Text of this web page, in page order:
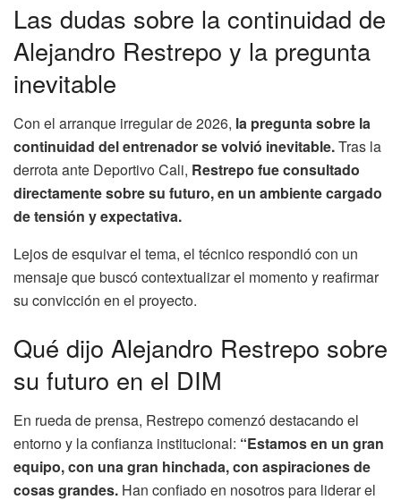
Las dudas sobre la continuidad de
Alejandro Restrepo y la pregunta
inevitable
Con el arranque irregular de 2026, la pregunta sobre la
continuidad del entrenador se volvió inevitable.Tras la
derrota ante Deportivo Cali, Restrepo fue consultado
directamente sobre su futuro, en un ambiente cargado
de tensión y expectativa.
Lejos de esquivar el tema, el técnico respondió con un
mensaje que buscó contextualizar el momento y reafirmar
su convicción en el proyecto.
Qué dijo Alejandro Restrepo sobre
su futuro en el DIM
En rueda de prensa, Restrepo comenzó destacando el
entorno y la confianza institucional: “Estamos en un gran
equipo, con una gran hinchada, con aspiraciones de
cosas grandes. Han confiado en nosotros para liderar el